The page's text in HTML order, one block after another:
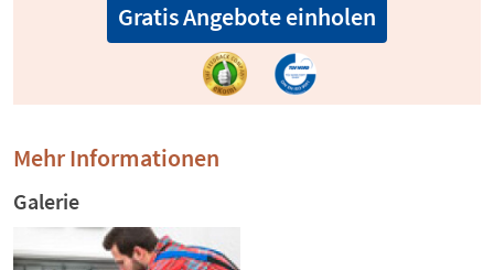
Gratis Angebote einholen
Mehr Informationen
Galerie